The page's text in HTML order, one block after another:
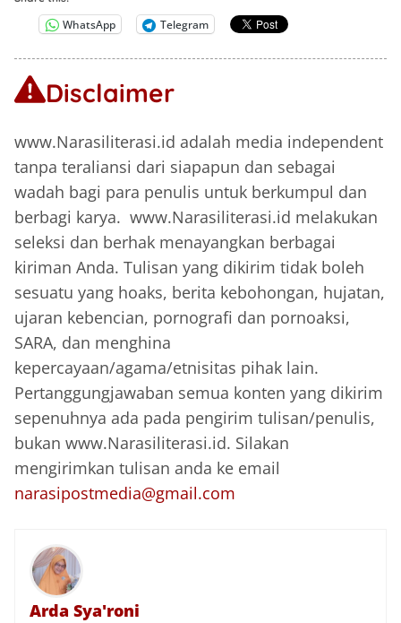
WhatsApp Telegram
Disclaimer
www.Narasiliterasi.id adalah media independent
tanpa teraliansi dari siapapun dan sebagai
wadah bagi para penulis untuk berkumpul dan
berbagi karya. www.Narasiliterasi.id melakukan
seleksi dan berhak menayangkan berbagai
kiriman Anda. Tulisan yang dikirim tidak boleh
sesuatu yang hoaks, berita kebohongan, hujatan,
ujaran kebencian, pornografi dan pornoaksi,
SARA, dan menghina
kepercayaan/agama/etnisitas pihak lain.
Pertanggungjawaban semua konten yang dikirim
sepenuhnya ada pada pengirim tulisan/penulis,
bukan www.Narasiliterasi.id. Silakan
mengirimkan tulisan anda ke email
narasipostmedia@gmail.com
Arda Sya'roni